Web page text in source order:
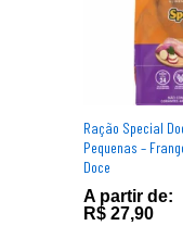
Ração Special
Pequenas –
Doce
A partir de:
R$ 27,90